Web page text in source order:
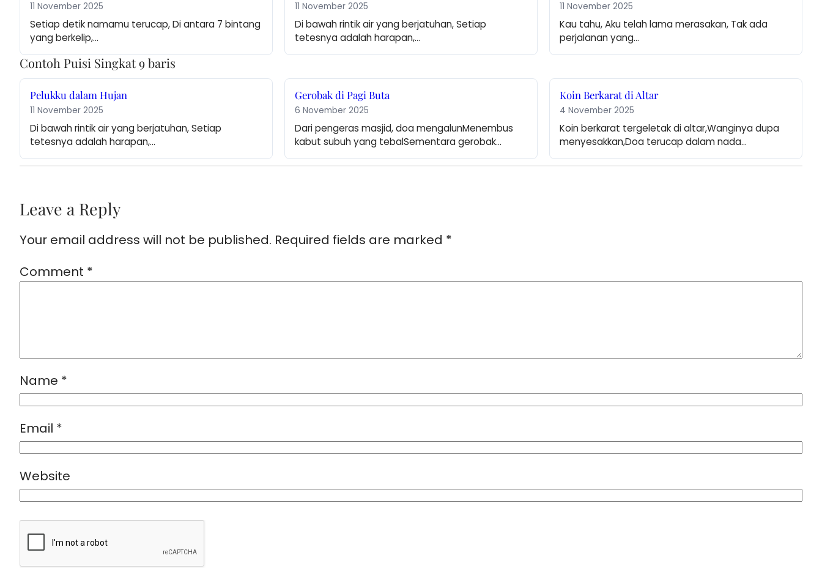
11 November 2025
Setiap detik namamu terucap, Di antara 7 bintang
yang berkelip,…
11 November 2025
Di bawah rintik air yang berjatuhan, Setiap
tetesnya adalah harapan,…
11 November 2025
Kau tahu, Aku telah lama merasakan, Tak ada
perjalanan yang…
Contoh Puisi Singkat 9 baris
Pelukku dalam Hujan
11 November 2025
Di bawah rintik air yang berjatuhan, Setiap
tetesnya adalah harapan,…
Gerobak di Pagi Buta
6 November 2025
Dari pengeras masjid, doa mengalunMenembus
kabut subuh yang tebalSementara gerobak…
Koin Berkarat di Altar
4 November 2025
Koin berkarat tergeletak di altar,Wanginya dupa
menyesakkan,Doa terucap dalam nada…
Leave a Reply
Your email address will not be published. Required fields are marked *
Comment *
Name *
Email *
Website